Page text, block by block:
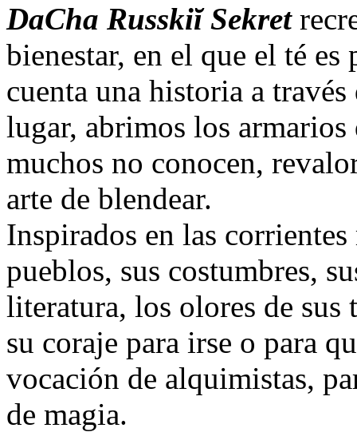
DaCha Russkiĭ Sekret
bienestar, en el que el té
cuenta una historia a
lugar, abrimos los
muchos no conocen,
arte de blendear.
Inspirados en las
pueblos, sus costumbres,
literatura, los olores de sus
su coraje para irse o para
vocación de alquimistas,
de magia.